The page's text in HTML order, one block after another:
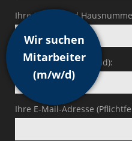
Wir suchen
Mitarbeiter
(m/w/d)
Ihre Straße und
PLZ und Ort (Pflichtfeld):
Ihre E-Mail-Adresse